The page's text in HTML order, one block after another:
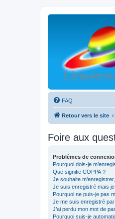
FAQ
Retour vers le site
Foire aux
Problèmes de
Pourquoi dois-je
Que signifie COPPA ?
Je souhaite
Je suis enregistré mais
Pourquoi ne puis-je pas
Je me suis enregistré
J’ai perdu mon mot de
Pourquoi suis-je